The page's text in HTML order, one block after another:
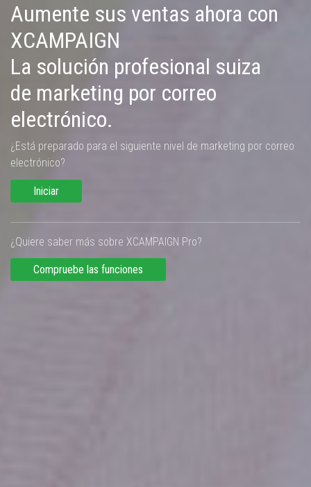
Aumente sus ventas ahora con
XCAMPAIGN
La solución profesional suiza
de marketing por correo
electrónico.
¿Está preparado para el siguiente nivel de marketing por correo
electrónico?
Iniciar
¿Quiere saber más sobre XCAMPAIGN Pro?
Compruebe las funciones